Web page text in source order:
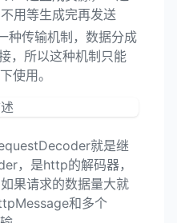
用等生成完再发送
种传输机制，数据分成
，所以这种机制只能
使用。
就是继
，是http的解码器，
果请求的数据量大就
和多个